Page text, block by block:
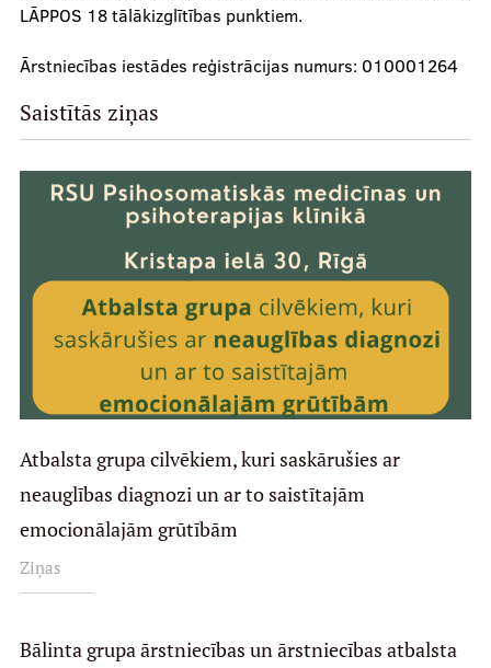
LĀPPOS 18 tālākizglītības punktiem.
Ārstniecības iestādes reģistrācijas numurs: 010001264
Saistītās ziņas
Atbalsta grupa cilvēkiem, kuri saskārušies ar
neauglības diagnozi un ar to saistītajām
emocionālajām grūtībām
Ziņas
Bālinta grupa ārstniecības un ārstniecības atbalsta